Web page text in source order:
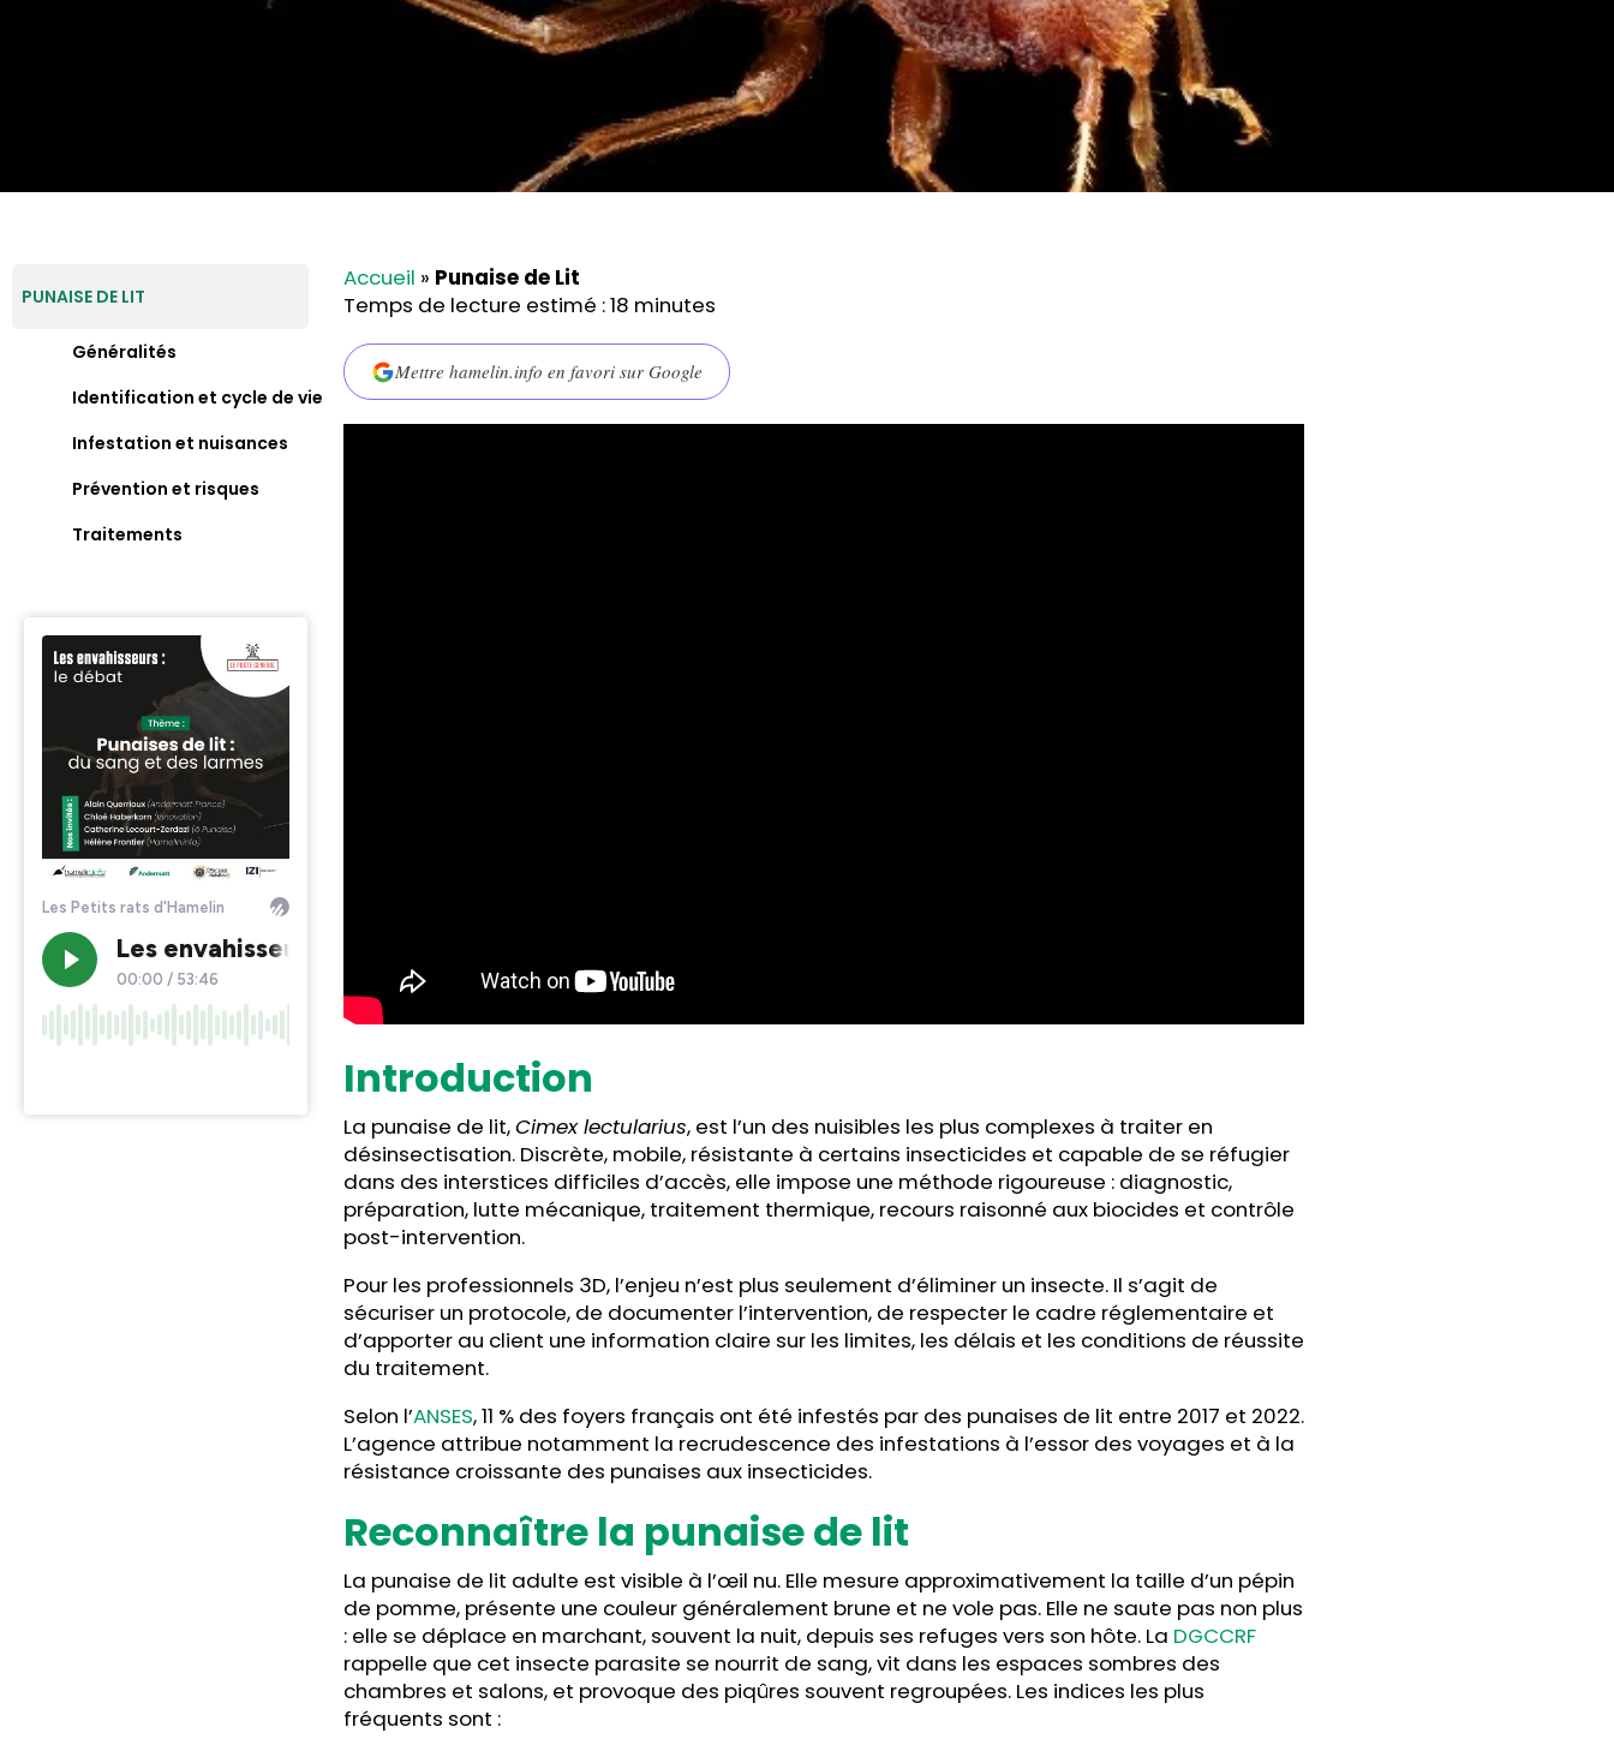
PUNAISE DE LIT
Généralités
Identification et cycle de vie
Infestation et nuisances
Prévention et risques
Traitements
Accueil » Punaise de Lit
Temps de lecture estimé :18 minutes
Mettre hamelin.info en favori sur Google
Introduction
La punaise de lit,Cimex lectularius, est l’un des nuisibles les plus complexes à traiter en
désinsectisation. Discrète, mobile, résistante à certains insecticides et capable de se réfugier
dans des interstices difficiles d’accès, elle impose une méthode rigoureuse : diagnostic,
préparation, lutte mécanique, traitement thermique, recours raisonné aux biocides et contrôle
post-intervention.
Pour les professionnels 3D, l’enjeu n’est plus seulement d’éliminer un insecte. Il s’agit de
sécuriser un protocole, de documenter l’intervention, de respecter le cadre réglementaire et
d’apporter au client une information claire sur les limites, les délais et les conditions de réussite
du traitement.
Selon l’ANSES, 11 % des foyers français ont été infestés par des punaises de lit entre 2017 et 2022.
L’agence attribue notamment la recrudescence des infestations à l’essor des voyages et à la
résistance croissante des punaises aux insecticides.
Reconnaître la punaise de lit
La punaise de lit adulte est visible à l’œil nu. Elle mesure approximativement la taille d’un pépin
de pomme, présente une couleur généralement brune et ne vole pas. Elle ne saute pas non plus
: elle se déplace en marchant, souvent la nuit, depuis ses refuges vers son hôte. La DGCCRF
rappelle que cet insecte parasite se nourrit de sang, vit dans les espaces sombres des
chambres et salons, et provoque des piqûres souvent regroupées. Les indices les plus
fréquents sont :